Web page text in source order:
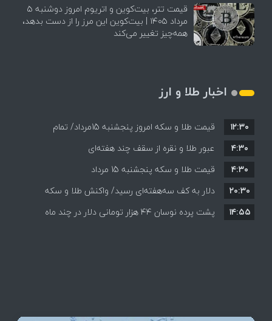
قیمت تتر، بیت‌کوین و اتریوم امروز دوشنبه ۵
مرداد ۱۴۰۵ | بیت‌کوین این مرز را از دست بدهد،
همه‌چیز تغییر می‌کند
اخبار طلا و ارز
قیمت طلا و سکه امروز پنجشنبه 15مرداد/ تمام
قیمت ها بر مدار افزایش + جدول
۱۲:۳۰
عبور طلا و نقره از سقف چند هفته‌ای
۴:۳۰
قیمت طلا و سکه پنجشنبه 15 مرداد
۴:۳۰
دلار به کف سه‌هفته‌ای رسید/ واکنش طلا و سکه
به بازگشایی تنگه هرمز
۲۰:۳۰
پشت پرده نوسان ۴۴ هزار تومانی دلار در چند ماه
۱۴:۵۵